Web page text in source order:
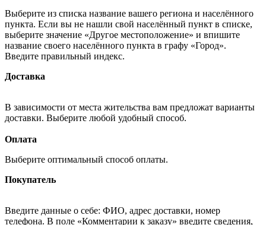
Выберите из списка название вашего региона и населённого
пункта. Если вы не нашли свой населённый пункт в списке,
выберите значение «Другое местоположение» и впишите
название своего населённого пункта в графу «Город».
Введите правильный индекс.
Доставка
В зависимости от места жительства вам предложат варианты
доставки. Выберите любой удобный способ.
Оплата
Выберите оптимальный способ оплаты.
Покупатель
Введите данные о себе: ФИО, адрес доставки, номер
телефона. В поле «Комментарии к заказу» введите сведения,